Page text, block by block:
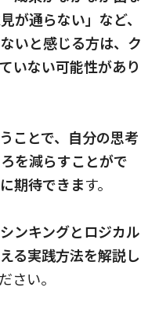
が通らない」など、
いと感じる方は、ク
いない可能性があり
ことで、自分の思考
を減らすことがで
期待できます。
ンキングとロジカル
る実践方法を解説し
さい。